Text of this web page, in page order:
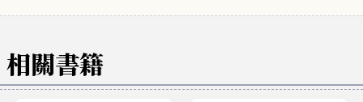
相關書籍